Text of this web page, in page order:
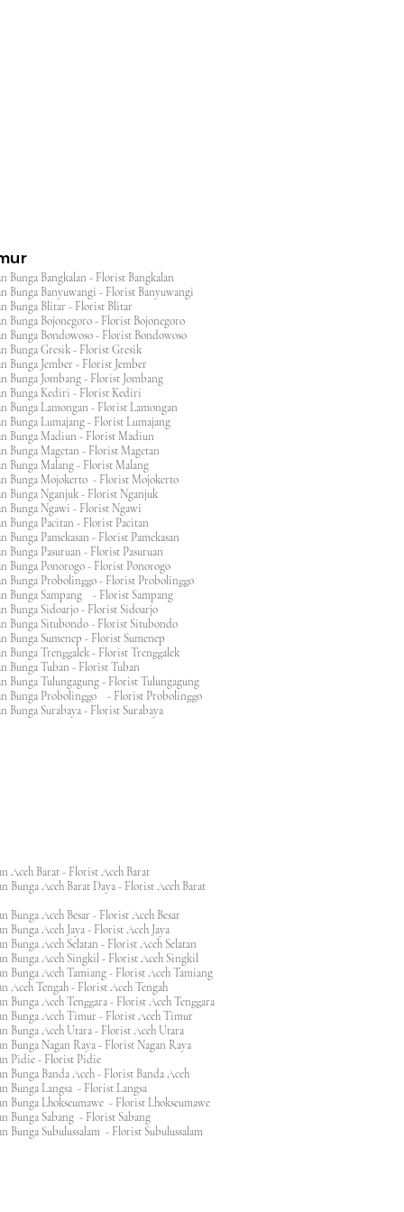
Bunga Bangkalan - Florist Bangkalan
Bunga Banyuwangi - Florist Banyuwangi
Bunga Blitar - Florist Blitar
Bunga Bojonegoro - Florist Bojonegoro
Bunga Bondowoso - Florist Bondowoso
Bunga Gresik - Florist Gresik
Bunga Jember - Florist Jember
Bunga Jombang - Florist Jombang
Bunga Kediri - Florist Kediri
Bunga Lamongan - Florist Lamongan
Bunga Lumajang - Florist Lumajang
Bunga Madiun - Florist Madiun
Bunga Magetan - Florist Magetan
Bunga Malang - Florist Malang
Bunga Mojokerto - Florist Mojokerto
Bunga Nganjuk - Florist Nganjuk
Bunga Ngawi - Florist Ngawi
Bunga Pacitan - Florist Pacitan
Bunga Pamekasan - Florist Pamekasan
Bunga Pasuruan - Florist Pasuruan
Bunga Ponorogo - Florist Ponorogo
Bunga Probolinggo - Florist Probolinggo
Bunga Sampang - Florist Sampang
Bunga Sidoarjo - Florist Sidoarjo
Bunga Situbondo - Florist Situbondo
Bunga Sumenep - Florist Sumenep
Bunga Trenggalek - Florist Trenggalek
Bunga Tuban - Florist Tuban
Bunga Tulungagung - Florist Tulungagung
Bunga Probolinggo - Florist Probolinggo
Bunga Surabaya - Florist Surabaya
Aceh Barat - Florist Aceh Barat
Bunga Aceh Barat Daya - Florist Aceh Barat
Bunga Aceh Besar - Florist Aceh Besar
Bunga Aceh Jaya - Florist Aceh Jaya
Bunga Aceh Selatan - Florist Aceh Selatan
Bunga Aceh Singkil - Florist Aceh Singkil
Bunga Aceh Tamiang - Florist Aceh Tamiang
Aceh Tengah - Florist Aceh Tengah
Bunga Aceh Tenggara - Florist Aceh Tenggara
Bunga Aceh Timur - Florist Aceh Timur
Bunga Aceh Utara - Florist Aceh Utara
Bunga Nagan Raya - Florist Nagan Raya
Pidie - Florist Pidie
Bunga Banda Aceh - Florist Banda Aceh
Bunga Langsa - Florist Langsa
Bunga Lhokseumawe - Florist Lhokseumawe
Bunga Sabang - Florist Sabang
Bunga Subulussalam - Florist Subulussalam